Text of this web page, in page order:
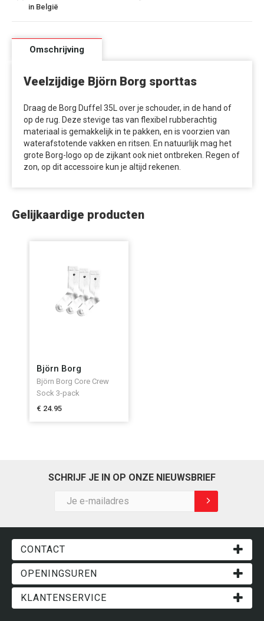
in België
Omschrijving
Veelzijdige Björn Borg sporttas
Draag de Borg Duffel 35L over je schouder, in de hand of
op de rug. Deze stevige tas van flexibel rubberachtig
materiaal is gemakkelijk in te pakken, en is voorzien van
waterafstotende vakken en ritsen. En natuurlijk mag het
grote Borg-logo op de zijkant ook niet ontbreken. Regen of
zon, op dit accessoire kun je altijd rekenen.
Gelijkaardige producten
Björn Borg
Björn Borg Core Crew
Sock 3-pack
€ 24.95
SCHRIJF JE IN OP ONZE NIEUWSBRIEF
CONTACT
Lisperstraat 123 - Kartuizersvest 108, 2500 Lier
Route
OPENINGSUREN
Maandag:gesloten
KLANTENSERVICE